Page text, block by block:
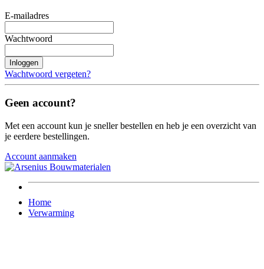
E-mailadres
Wachtwoord
Inloggen
Wachtwoord vergeten?
Geen account?
Met een account kun je sneller bestellen en heb je een overzicht van
je eerdere bestellingen.
Account aanmaken
Home
Verwarming